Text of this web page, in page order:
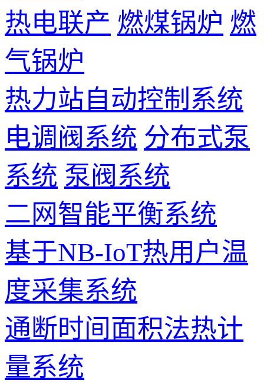
热电联产 燃煤锅炉 燃
气锅炉
热力站自动控制系统
电调阀系统 分布式泵
系统 泵阀系统
二网智能平衡系统
基于NB-IoT热用户温
度采集系统
通断时间面积法热计
量系统